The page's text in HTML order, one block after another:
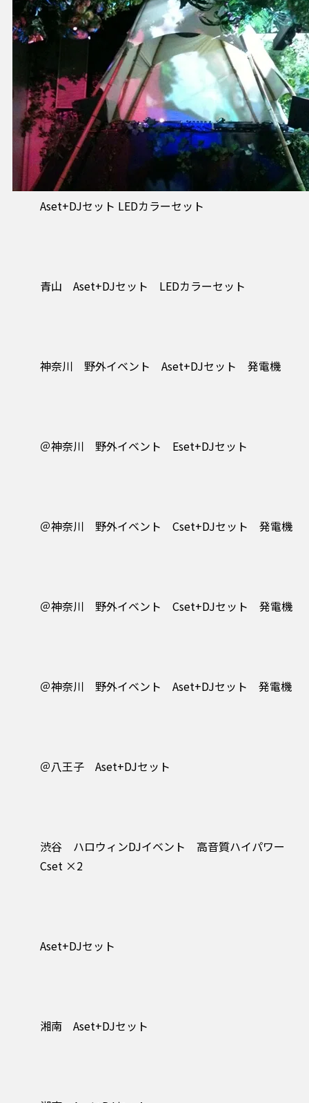
Aset+DJセット LEDカラーセット
青山 Aset+DJセット LEDカラーセット
神奈川 野外イベント Aset+DJセット 発電機
＠神奈川 野外イベント Eset+DJセット
＠神奈川 野外イベント Cset+DJセット 発電機
＠神奈川 野外イベント Cset+DJセット 発電機
＠神奈川 野外イベント Aset+DJセット 発電機
＠八王子 Aset+DJセット
渋谷 ハロウィンDJイベント 高音質ハイパワー
Cset ×2
Aset+DJセット
湘南 Aset+DJセット